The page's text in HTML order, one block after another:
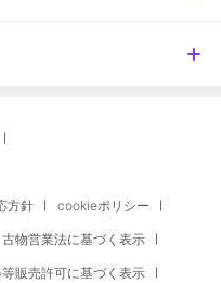
方針 cookieポリシー
古物営業法に基づく表示
販売許可に基づく表示